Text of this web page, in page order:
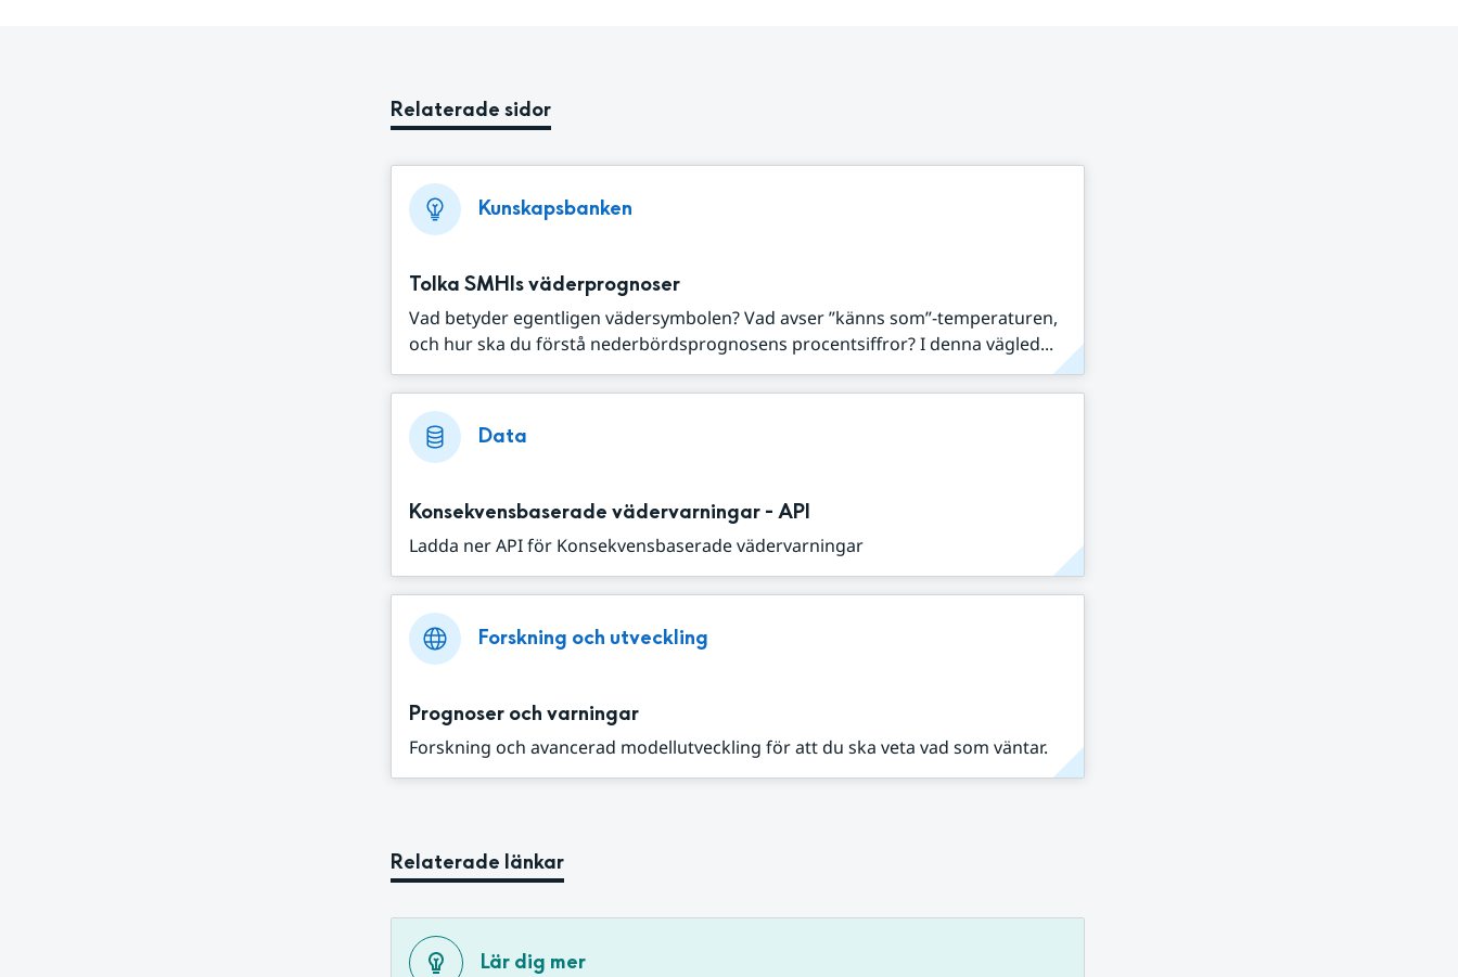
Relaterade sidor
Kunskapsbanken
Tolka SMHIs väderprognoser
Vad betyder egentligen vädersymbolen? Vad avser ”känns som”-temperaturen,
och hur ska du förstå nederbördsprognosens procentsiffror? I denna vägled...
Data
Konsekvensbaserade vädervarningar - API
Ladda ner API för Konsekvensbaserade vädervarningar
Forskning och utveckling
Prognoser och varningar
Forskning och avancerad modellutveckling för att du ska veta vad som väntar.
Relaterade länkar
Lär dig mer